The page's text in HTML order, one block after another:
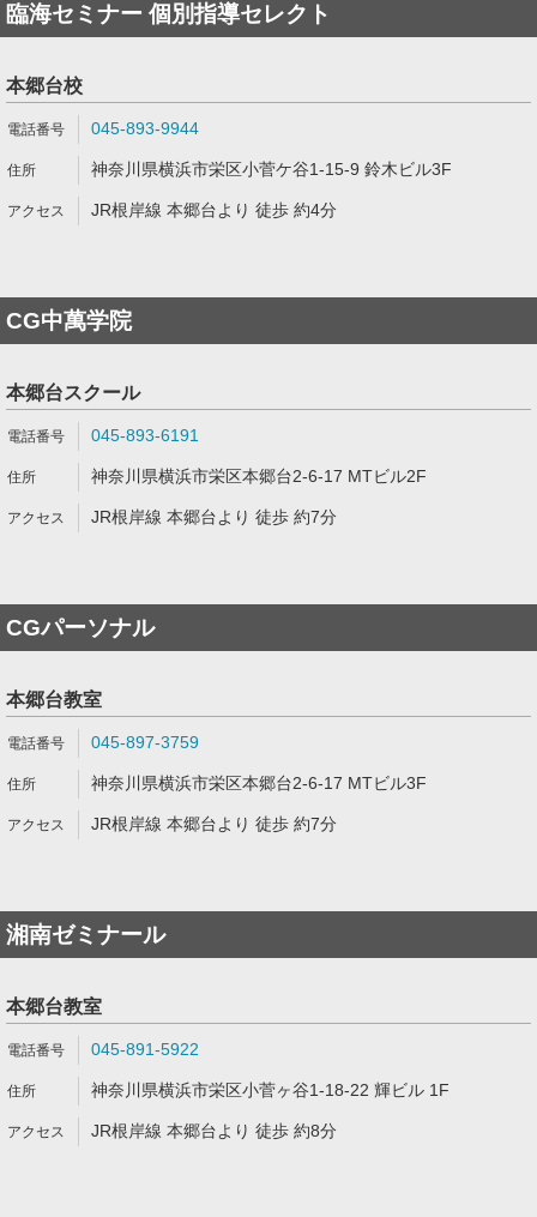
臨海セミナー 個別指導セレクト
本郷台校
045-893-9944
神奈川県横浜市栄区小菅ケ谷1-15-9 鈴木ビル3F
JR根岸線 本郷台より 徒歩 約4分
CG中萬学院
本郷台スクール
045-893-6191
神奈川県横浜市栄区本郷台2-6-17 MTビル2F
JR根岸線 本郷台より 徒歩 約7分
CGパーソナル
本郷台教室
045-897-3759
神奈川県横浜市栄区本郷台2-6-17 MTビル3F
JR根岸線 本郷台より 徒歩 約7分
湘南ゼミナール
本郷台教室
045-891-5922
神奈川県横浜市栄区小菅ヶ谷1-18-22 輝ビル 1F
JR根岸線 本郷台より 徒歩 約8分